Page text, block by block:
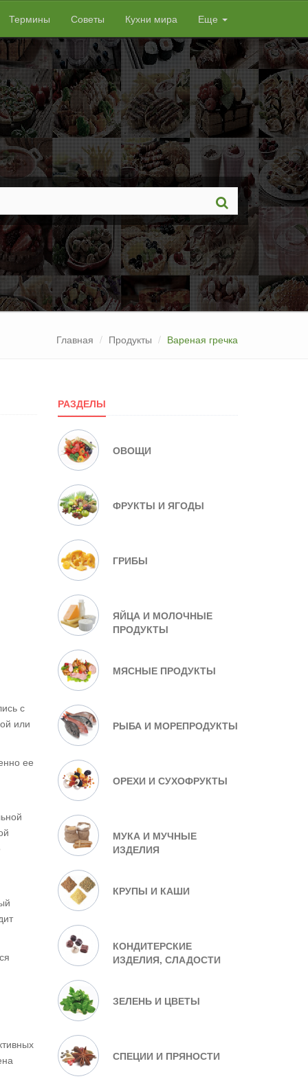
Термины Советы Кухни мира Еще
Главная Продукты Вареная гречка
с
или
ее
РАЗДЕЛЫ
ОВОЩИ
ФРУКТЫ И ЯГОДЫ
ГРИБЫ
ЯЙЦА И МОЛОЧНЫЕ
ПРОДУКТЫ
МЯСНЫЕ ПРОДУКТЫ
РЫБА И МОРЕПРОДУКТЫ
ОРЕХИ И СУХОФРУКТЫ
МУКА И МУЧНЫЕ
ИЗДЕЛИЯ
КРУПЫ И КАШИ
КОНДИТЕРСКИЕ
ИЗДЕЛИЯ, СЛАДОСТИ
ЗЕЛЕНЬ И ЦВЕТЫ
СПЕЦИИ И ПРЯНОСТИ